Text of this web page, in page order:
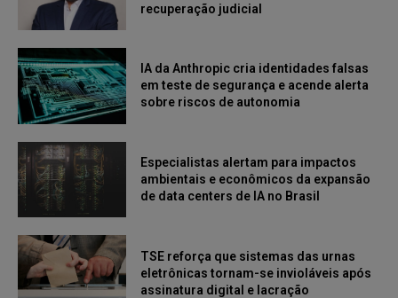
recuperação judicial
IA da Anthropic cria identidades falsas
em teste de segurança e acende alerta
sobre riscos de autonomia
Especialistas alertam para impactos
ambientais e econômicos da expansão
de data centers de IA no Brasil
TSE reforça que sistemas das urnas
eletrônicas tornam-se invioláveis após
assinatura digital e lacração